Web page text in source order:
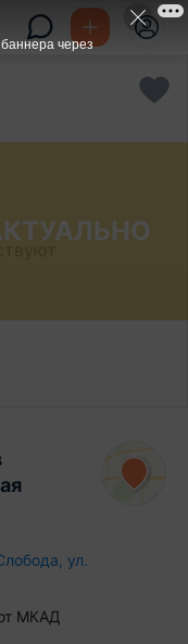
ул.
МКАД
через